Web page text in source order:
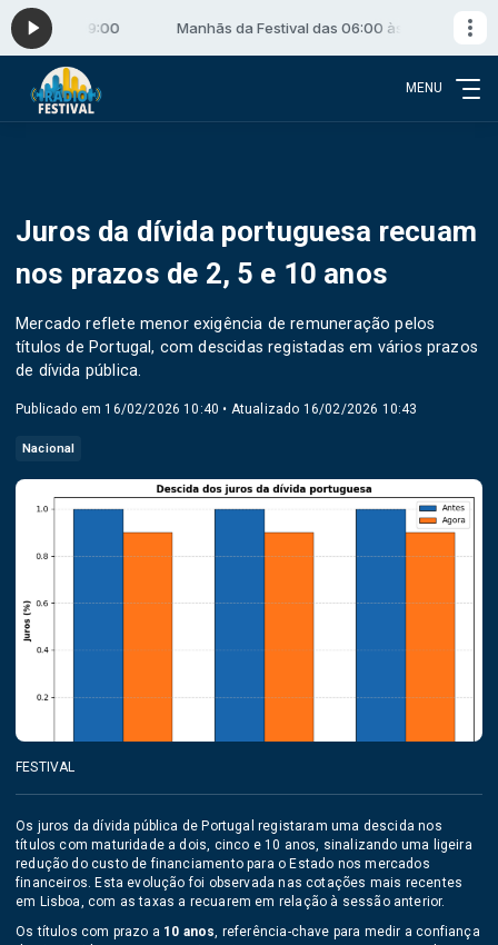
às 09:00 Manhãs da Festival das 06:00 às 09:00
MENU
Juros da dívida portuguesa recuam
nos prazos de 2, 5 e 10 anos
Mercado reflete menor exigência de remuneração pelos
títulos de Portugal, com descidas registadas em vários prazos
de dívida pública.
Publicado em 16/02/2026 10:40 • Atualizado 16/02/2026 10:43
Nacional
FESTIVAL
Os juros da dívida pública de Portugal registaram uma descida nos
títulos com maturidade a dois, cinco e 10 anos, sinalizando uma ligeira
redução do custo de financiamento para o Estado nos mercados
financeiros. Esta evolução foi observada nas cotações mais recentes
em Lisboa, com as taxas a recuarem em relação à sessão anterior.
Os títulos com prazo a 10 anos, referência-chave para medir a confiança